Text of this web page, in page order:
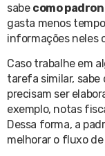
sabe como
gasta menos
informações neles
Caso trabalhe em
tarefa similar,
precisam ser
exemplo, notas
Dessa forma, a
melhorar o fluxo